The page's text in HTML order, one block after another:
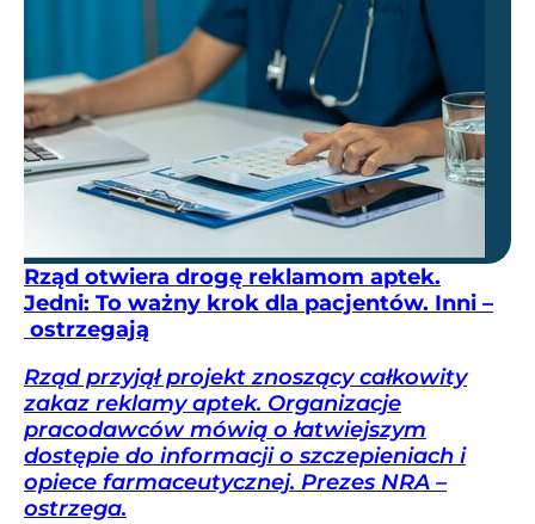
Rząd otwiera drogę reklamom aptek.
Jedni: To ważny krok dla pacjentów. Inni –
ostrzegają
Rząd przyjął projekt znoszący całkowity
zakaz reklamy aptek. Organizacje
pracodawców mówią o łatwiejszym
dostępie do informacji o szczepieniach i
opiece farmaceutycznej. Prezes NRA –
ostrzega.